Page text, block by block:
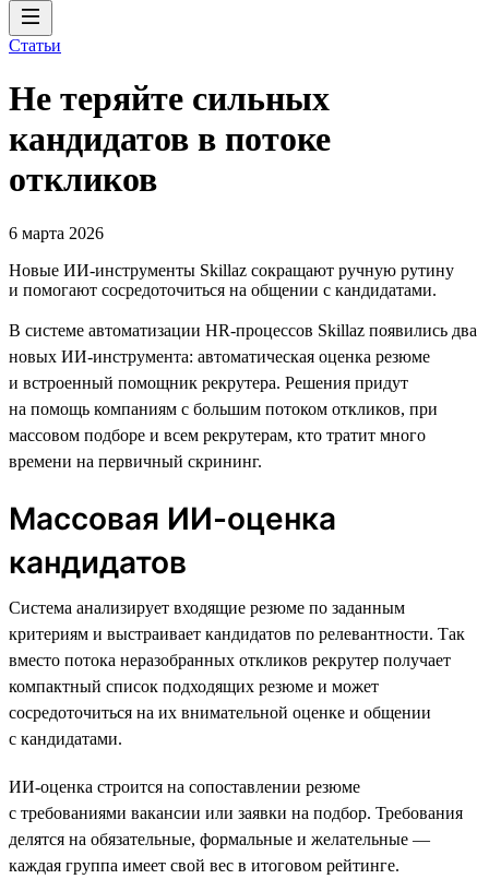
Статьи
Не теряйте сильных
кандидатов в потоке
откликов
6 марта 2026
Новые ИИ-инструменты Skillaz сокращают ручную рутину
и помогают сосредоточиться на общении с кандидатами.
В системе автоматизации HR-процессов Skillaz появились два
новых ИИ-инструмента: автоматическая оценка резюме
и встроенный помощник рекрутера. Решения придут
на помощь компаниям с большим потоком откликов, при
массовом подборе и всем рекрутерам, кто тратит много
времени на первичный скрининг.
Массовая ИИ-оценка
кандидатов
Система анализирует входящие резюме по заданным
критериям и выстраивает кандидатов по релевантности. Так
вместо потока неразобранных откликов рекрутер получает
компактный список подходящих резюме и может
сосредоточиться на их внимательной оценке и общении
с кандидатами.
ИИ-оценка строится на сопоставлении резюме
с требованиями вакансии или заявки на подбор. Требования
делятся на обязательные, формальные и желательные —
каждая группа имеет свой вес в итоговом рейтинге.